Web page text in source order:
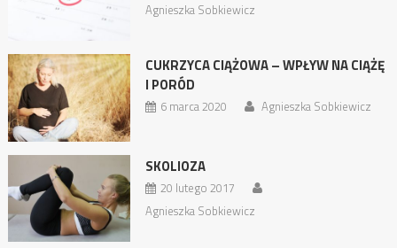
Agnieszka Sobkiewicz
CUKRZYCA CIĄŻOWA – WPŁYW NA CIĄŻĘ
I PORÓD
6 marca 2020 Agnieszka Sobkiewicz
SKOLIOZA
20 lutego 2017
Agnieszka Sobkiewicz